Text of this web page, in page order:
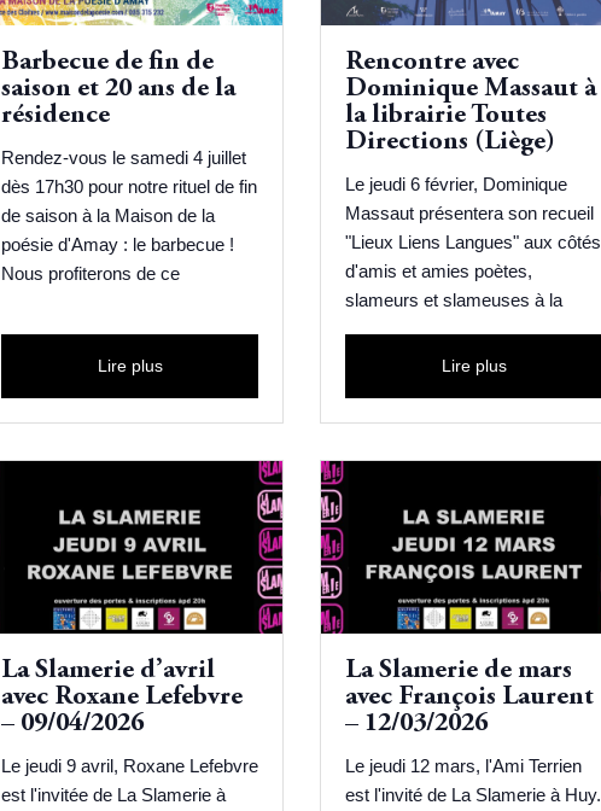
Barbecue de fin de
saison et 20 ans de la
résidence
Rendez-vous le samedi 4 juillet
dès 17h30 pour notre rituel de fin
de saison à la Maison de la
poésie d'Amay : le barbecue !
Nous profiterons de ce
Lire plus
Rencontre avec
Dominique Massaut à
la librairie Toutes
Directions (Liège)
Le jeudi 6 février, Dominique
Massaut présentera son recueil
"Lieux Liens Langues" aux côtés
d'amis et amies poètes,
slameurs et slameuses à la
Lire plus
La Slamerie d’avril
avec Roxane Lefebvre
– 09/04/2026
Le jeudi 9 avril, Roxane Lefebvre
est l'invitée de La Slamerie à
La Slamerie de mars
avec François Laurent
– 12/03/2026
Le jeudi 12 mars, l'Ami Terrien
est l'invité de La Slamerie à Huy.